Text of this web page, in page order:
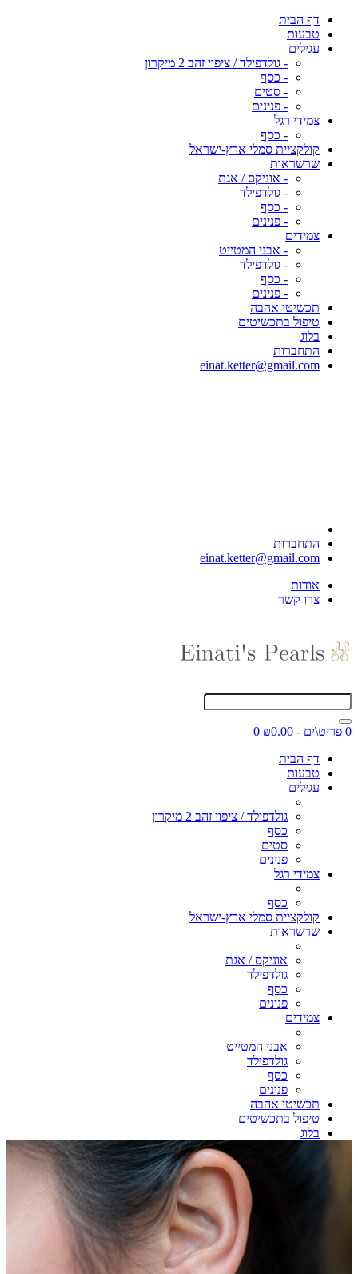
דף הבית
טבעות
עגילים
- גולדפילד / ציפוי זהב 2 מיקרון
- כסף
- סטים
- פנינים
צמידי רגל
- כסף
קולקציית סמלי ארץ-ישראל
שרשראות
- אוניקס / אגת
- גולדפילד
- כסף
- פנינים
צמידים
- אבני המטייט
- גולדפילד
- כסף
- פנינים
תכשיטי אהבה
טיפול בתכשיטים
בלוג
התחברות
einat.ketter@gmail.com
התחברות
einat.ketter@gmail.com
אודות
צרו קשר
0 פריט\ים - ₪0.00
0
דף הבית
טבעות
עגילים
גולדפילד / ציפוי זהב 2 מיקרון
כסף
סטים
פנינים
צמידי רגל
כסף
קולקציית סמלי ארץ-ישראל
שרשראות
אוניקס / אגת
גולדפילד
כסף
פנינים
צמידים
אבני המטייט
גולדפילד
כסף
פנינים
תכשיטי אהבה
טיפול בתכשיטים
בלוג